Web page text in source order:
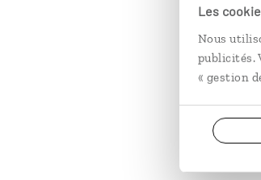
Les
Nous
publicités.
« gestion
1